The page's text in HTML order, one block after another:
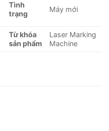
Tình
trạng
Máy mới
Từ khóa
sản phẩm
Laser Marking
Machine